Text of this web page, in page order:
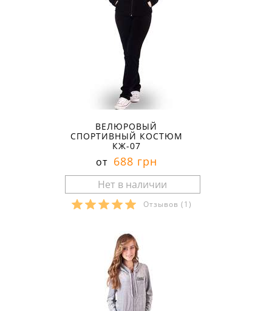
ВЕЛЮРОВЫЙ
СПОРТИВНЫЙ КОСТЮМ
КЖ-07
от 688 грн
Отзывов (1)